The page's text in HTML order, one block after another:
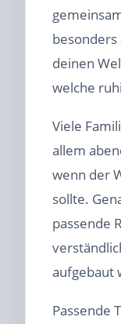
deinen
welche
Viele
allem
wenn der
sollte.
passende
aufgebaut
Passende